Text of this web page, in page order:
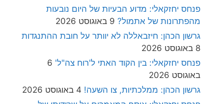
פנחס יחזקאלי: מדוע הבעיות של היום נובעות
מהפתרונות של אתמול? 9 באוגוסט 2026
גרשון הכהן: חיזבאללה לא יוותר על חובת ההתנגדות
8 באוגוסט 2026
פנחס יחזקאלי: בין הקוד האתי ל'רוח צה"ל' 6
באוגוסט 2026
גרשון הכהן: ממלכתיות, צו השעה! 4 באוגוסט 2026